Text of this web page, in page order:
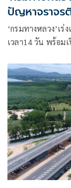
ปัญหาจราจร
‘กรมทางหลวง’เร่
เวลา14 วัน พร้อม
บาดเจ็บบางส่วนกลั